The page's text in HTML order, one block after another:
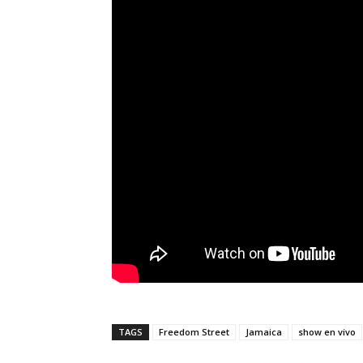
TAGS Freedom Street Jamaica show en vivo